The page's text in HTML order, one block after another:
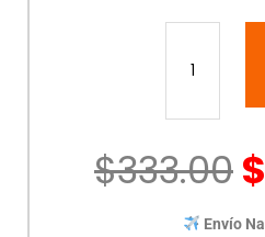
CARTUCHO
920
CYAN
$333.00$
Envío